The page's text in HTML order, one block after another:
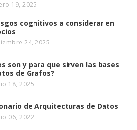
19, 2025
cognitivos a considerar en
24, 2025
son y para que sirven las bases
de Grafos?
18, 2025
de Arquitecturas de Datos
06, 2022